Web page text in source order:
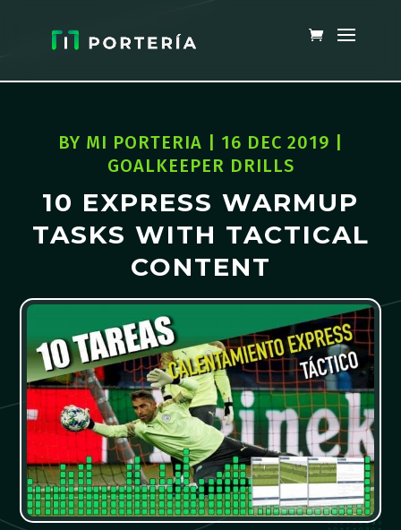
BY MI PORTERIA 16 DEC 2019
GOALKEEPER DRILLS
10 EXPRESS WARMUP
TASKS WITH TACTICAL
CONTENT